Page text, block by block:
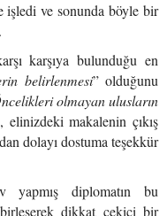
işledi ve sonunda böyle bir
karşıya bulunduğu en
belirlenmesi” olduğunu
olmayan ulusların
makalenin çıkış
dolayı dostuma teşekkür
yapmış diplomatın bu
birleşerek dikkat çekici bir